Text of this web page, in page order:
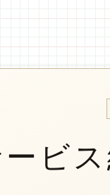
ビ